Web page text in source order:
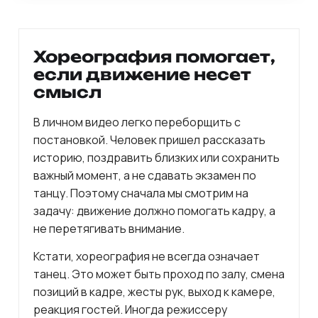
Хореография помогает,
если движение несет
смысл
В личном видео легко переборщить с
постановкой. Человек пришел рассказать
историю, поздравить близких или сохранить
важный момент, а не сдавать экзамен по
танцу. Поэтому сначала мы смотрим на
задачу: движение должно помогать кадру, а
не перетягивать внимание.
Кстати, хореография не всегда означает
танец. Это может быть проход по залу, смена
позиций в кадре, жесты рук, выход к камере,
реакция гостей. Иногда режиссеру